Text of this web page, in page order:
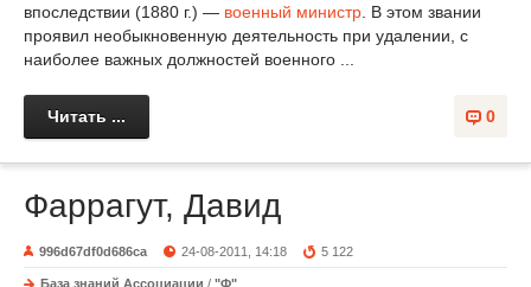
впоследствии (1880 г.) — военный министр . В этом звании
проявил необыкновенную деятельность при удалении, с
наиболее важных должностей военного ...
0
Читать ...
Фаррагут, Давид
996d67df0d686ca 24-08-2011, 14:18 5 122
База знаний Ассоциации / "Ф"